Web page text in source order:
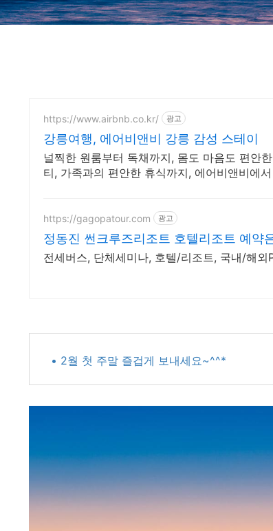
https://www.airbnb.co.kr/ 광고
강릉여행, 에어비앤비 강릉 감성 스테이
널찍한 원룸부터 독채까지, 몸도 마음도 편안
티, 가족과의 편안한 휴식까지, 에어비앤비에
https://gagopatour.com 광고
정동진 썬크루즈리조트 호텔리조트 예약
전세버스, 단체세미나, 호텔/리조트, 국내/해외
• 2월 첫 주말 즐겁게 보내세요~^^*